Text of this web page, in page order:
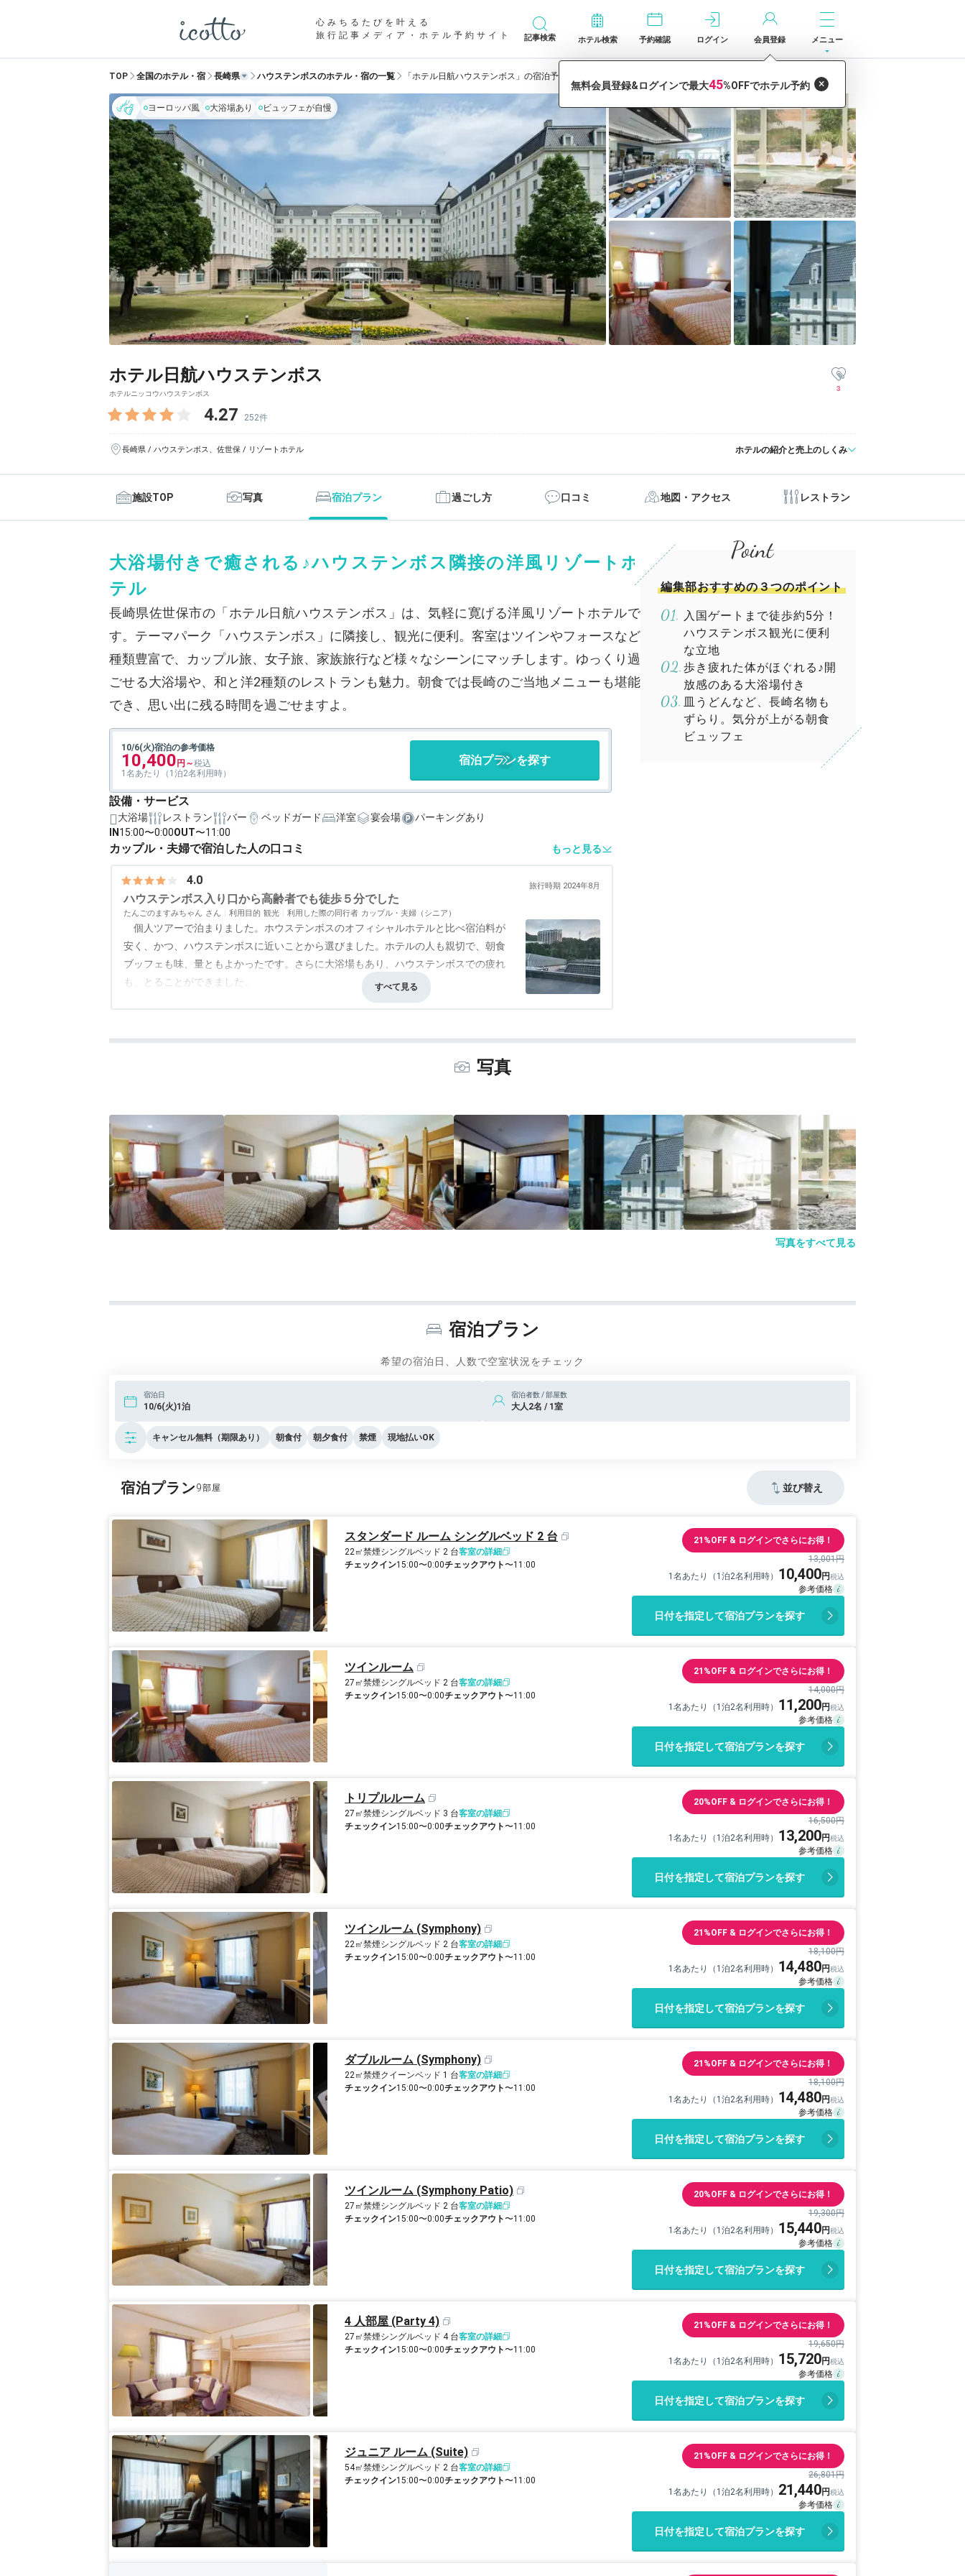
心みちるたびを叶える
旅行記事メディア・ホテル予約サイト
記事検索 ホテル検索 予約確認 ログイン 会員登録 メニュー
TOP 全国のホテル・宿 長崎県 ハウステンボスのホテル・宿の一覧 「ホテル日航ハウステンボス」の宿泊予約
ヨーロッパ風 大浴場あり ビュッフェが自慢
ホテル日航ハウステンボス
ホテルニッコウハウステンボス
4.27 252件
3
長崎県 / ハウステンボス、佐世保 / リゾートホテル ホテルの紹介と売上のしくみ
施設TOP 写真 宿泊プラン 過ごし方 口コミ 地図・アクセス レストラン
大浴場付きで癒される♪ハウステンボス隣接の洋風リゾートホ
テル
長崎県佐世保市の「ホテル日航ハウステンボス」は、気軽に寛げる洋風リゾートホテルで
す。テーマパーク「ハウステンボス」に隣接し、観光に便利。客室はツインやフォースなど
種類豊富で、カップル旅、女子旅、家族旅行など様々なシーンにマッチします。ゆっくり過
ごせる大浴場や、和と洋2種類のレストランも魅力。朝食では長崎のご当地メニューも堪能
でき、思い出に残る時間を過ごせますよ。
10/6(火)宿泊の参考価格
10,400
1名あたり（1泊2名利用時）
宿泊プランを探す
設備・サービス
大浴場 レストラン バー ベッドガード 洋室 宴会場
パーキングあり
IN 15:00〜0:00OUT〜11:00
カップル・夫婦で宿泊した人の口コミ もっと見る
4.0 旅行時期 2024年8月
ハウステンボス入り口から高齢者でも徒歩５分でした
たんごのますみちゃん 利用目的 観光 利用した際の同行者 カップル・夫婦（シニア）
個人ツアーで泊まりました。ホウステンボスのオフィシャルホテルと比べ宿泊料が
安く、かつ、ハウステンボスに近いことから選びました。ホテルの人も親切で、朝食
ブッフェも味、量ともよかったです。さらに大浴場もあり、ハウステンボスでの疲れ
も、とることができました。
4.0 バリアフリー評価なし
編集部おすすめの３つのポイント
入国ゲートまで徒歩約5分！
ハウステンボス観光に便利
な立地
歩き疲れた体がほぐれる♪開
放感のある大浴場付き
皿うどんなど、長崎名物も
ずらり。気分が上がる朝食
ビュッフェ
写真
写真をすべて見る
宿泊プラン
希望の宿泊日、人数で空室状況をチェック
宿泊日
10/6(火)1泊
宿泊者数 / 部屋数
大人2名 / 1室
キャンセル無料（期限あり） 朝食付 朝夕食付 禁煙 現地払いOK
宿泊プラン9 並び替え
スタンダード ルーム シングルベッド 2 台
22㎡禁煙シングルベッド 2 台客室の詳細
チェックイン15:00〜0:00チェックアウト〜11:00
21%OFF & ログインでさらにお得！
13,001円
1名あたり（1泊2名利用時） 10,400
日付を指定して宿泊プランを探す
ツインルーム
27㎡禁煙シングルベッド 2 台客室の詳細
チェックイン15:00〜0:00チェックアウト〜11:00
21%OFF & ログインでさらにお得！
14,000円
1名あたり（1泊2名利用時） 11,200
日付を指定して宿泊プランを探す
トリプルルーム
27㎡禁煙シングルベッド 3 台客室の詳細
チェックイン15:00〜0:00チェックアウト〜11:00
20%OFF & ログインでさらにお得！
16,500円
1名あたり（1泊2名利用時） 13,200
日付を指定して宿泊プランを探す
ツインルーム (Symphony)
22㎡禁煙シングルベッド 2 台客室の詳細
チェックイン15:00〜0:00チェックアウト〜11:00
21%OFF & ログインでさらにお得！
18,100円
1名あたり（1泊2名利用時） 14,480
日付を指定して宿泊プランを探す
ダブルルーム (Symphony)
22㎡禁煙クイーンベッド 1 台客室の詳細
チェックイン15:00〜0:00チェックアウト〜11:00
21%OFF & ログインでさらにお得！
18,100円
1名あたり（1泊2名利用時） 14,480
日付を指定して宿泊プランを探す
ツインルーム (Symphony Patio)
27㎡禁煙シングルベッド 2 台客室の詳細
チェックイン15:00〜0:00チェックアウト〜11:00
20%OFF & ログインでさらにお得！
19,300円
1名あたり（1泊2名利用時） 15,440
日付を指定して宿泊プランを探す
4 人部屋 (Party 4)
27㎡禁煙シングルベッド 4 台客室の詳細
チェックイン15:00〜0:00チェックアウト〜11:00
21%OFF & ログインでさらにお得！
19,650円
1名あたり（1泊2名利用時） 15,720
日付を指定して宿泊プランを探す
ジュニア ルーム (Suite)
54㎡禁煙シングルベッド 2 台客室の詳細
チェックイン15:00〜0:00チェックアウト〜11:00
21%OFF & ログインでさらにお得！
26,801円
1名あたり（1泊2名利用時） 21,440
日付を指定して宿泊プランを探す